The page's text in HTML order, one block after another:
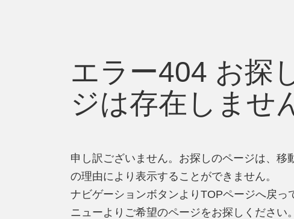
エラー404 お探
ジは存在しませ
申し訳ございません。お探しのページは、移
の理由により表示することができません。
ナビゲーションボタンよりTOPページへ戻っ
ニューよりご希望のページをお探しください。